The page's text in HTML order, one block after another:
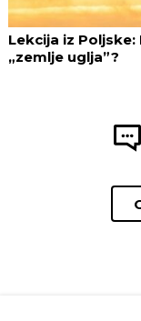
Lekcija iz
„zemlje uglja”?